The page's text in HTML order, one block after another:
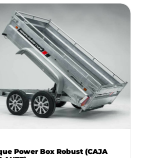
Power Box Robust (CAJA